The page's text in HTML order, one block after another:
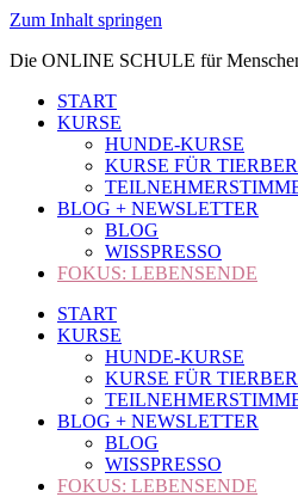
Zum Inhalt springen
Die ONLINE SCHULE für
START
KURSE
HUNDE-KURSE
KURSE FÜR
BLOG + NEWSLETTER
BLOG
WISSPRESSO
FOKUS: LEBENSENDE
START
KURSE
HUNDE-KURSE
KURSE FÜR
BLOG + NEWSLETTER
BLOG
WISSPRESSO
FOKUS: LEBENSENDE